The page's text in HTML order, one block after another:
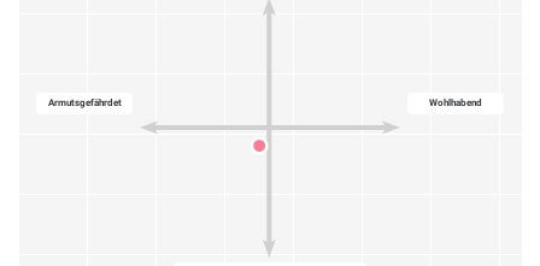
Wohlhabend
Armutsgefährdet